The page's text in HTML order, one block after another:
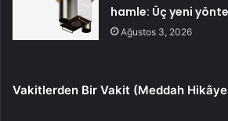
hamle: Üç yeni
Ağustos 3, 2026
Vakitlerden Bir Vakit (Meddah